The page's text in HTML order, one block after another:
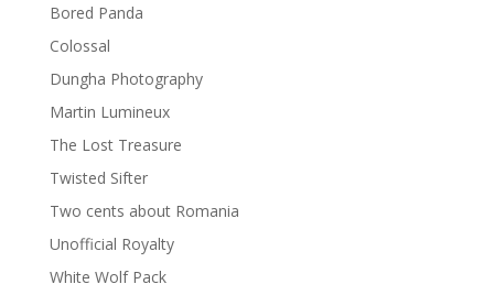
Bored Panda
Colossal
Dungha Photography
Martin Lumineux
The Lost Treasure
Twisted Sifter
Two cents about Romania
Unofficial Royalty
White Wolf Pack